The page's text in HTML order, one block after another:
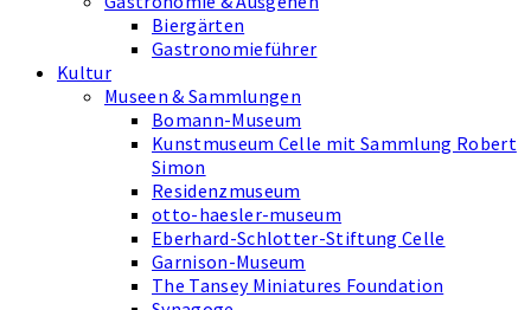
Biergärten
Gastronomieführer
Kultur
Museen & Sammlungen
Bomann-Museum
Kunstmuseum Celle mit Sammlung Robert
Simon
Residenzmuseum
otto-haesler-museum
Eberhard-Schlotter-Stiftung Celle
Garnison-Museum
The Tansey Miniatures Foundation